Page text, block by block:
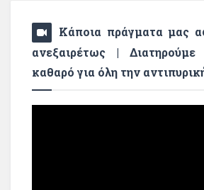
Κάποια πράγματα μας
ανεξαιρέτως |
καθαρό για όλη την